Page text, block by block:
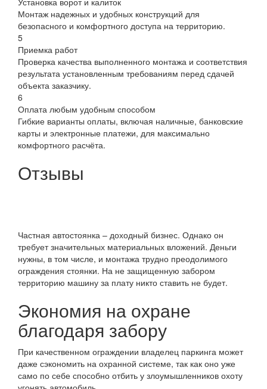
Монтаж надежных и удобных конструкций для
безопасного и комфортного доступа на территорию.
5
Приемка работ
Проверка качества выполненного монтажа и соответствия
результата установленным требованиям перед сдачей
объекта заказчику.
6
Оплата любым удобным способом
Гибкие варианты оплаты, включая наличные, банковские
карты и электронные платежи, для максимально
комфортного расчёта.
Отзывы
Частная автостоянка – доходный бизнес. Однако он
требует значительных материальных вложений. Деньги
нужны, в том числе, и монтажа трудно преодолимого
ограждения стоянки. На не защищенную забором
территорию машину за плату никто ставить не будет.
Экономия на охране
благодаря забору
При качественном ограждении владелец паркинга может
даже сэкономить на охранной системе, так как оно уже
само по себе способно отбить у злоумышленников охоту